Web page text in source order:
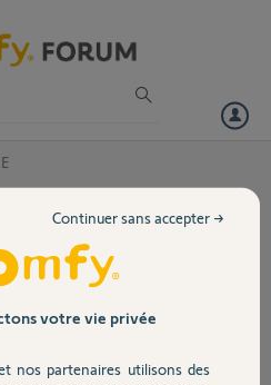
mon portail?
avec assistant, Google pour
véhicule équipé de CarPlay. Merci
votre vie privée
nos partenaires utilisons des
Continuer sans accepter →